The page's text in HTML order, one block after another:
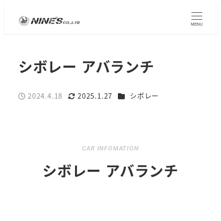
MENU
シボレー アバランチ
投稿日
2024.4.18
更新日
2025.1.27 カテゴリー
シボレー
CAR INFOMATION
シボレー アバランチ